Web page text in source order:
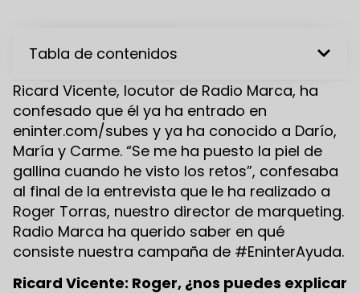
Tabla de contenidos
Ricard Vicente, locutor de Radio Marca, ha
confesado que él ya ha entrado en
eninter.com/subes y ya ha conocido a Darío,
María y Carme. “Se me ha puesto la piel de
gallina cuando he visto los retos”, confesaba
al final de la entrevista que le ha realizado a
Roger Torras, nuestro director de marqueting.
Radio Marca ha querido saber en qué
consiste nuestra campaña de #EninterAyuda.
Ricard Vicente: Roger, ¿nos puedes explicar